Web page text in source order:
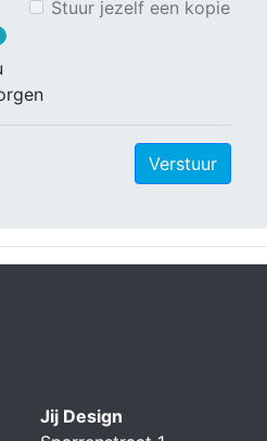
Stuur jezelf een kopie
Verstuur
Jij Design